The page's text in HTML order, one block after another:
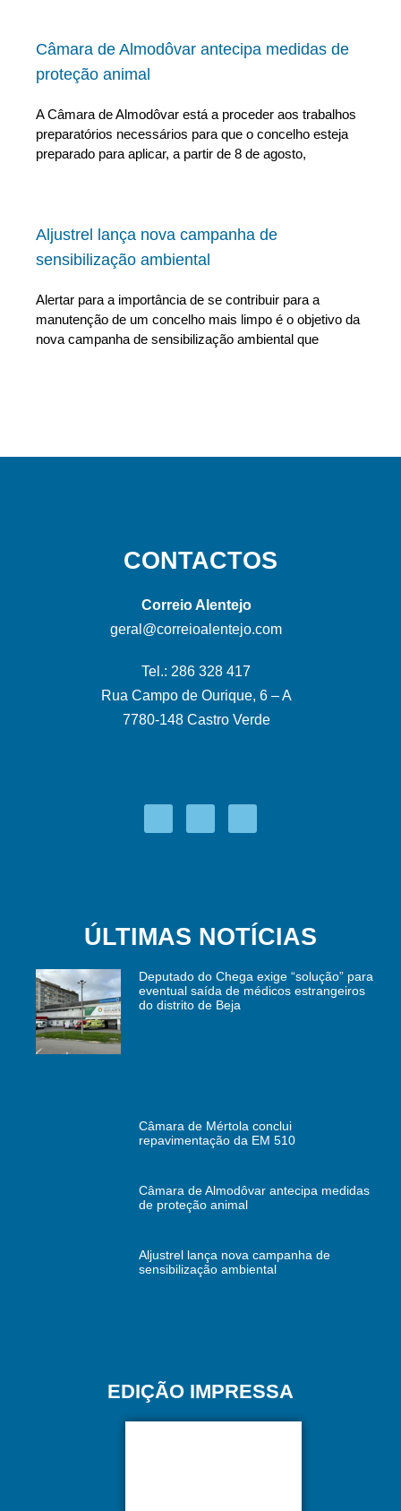
Câmara de Almodôvar antecipa medidas de
proteção animal
A Câmara de Almodôvar está a proceder aos trabalhos
preparatórios necessários para que o concelho esteja
preparado para aplicar, a partir de 8 de agosto,
Aljustrel lança nova campanha de
sensibilização ambiental
Alertar para a importância de se contribuir para a
manutenção de um concelho mais limpo é o objetivo da
nova campanha de sensibilização ambiental que
CONTACTOS
Correio Alentejo
geral@correioalentejo.com
Tel.: 286 328 417
Rua Campo de Ourique, 6 – A
7780-148 Castro Verde
ÚLTIMAS NOTÍCIAS
Deputado do Chega exige “solução” para
eventual saída de médicos estrangeiros
do distrito de Beja
Câmara de Mértola conclui
repavimentação da EM 510
Câmara de Almodôvar antecipa medidas
de proteção animal
Aljustrel lança nova campanha de
sensibilização ambiental
EDIÇÃO IMPRESSA